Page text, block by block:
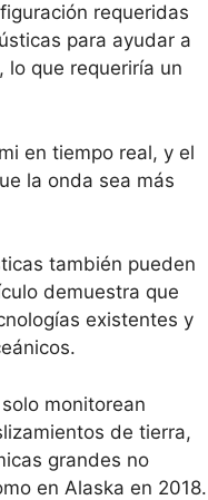
requeridas
para ayudar a
que requeriría un
en tiempo real, y el
la onda sea más
también pueden
demuestra que
existentes y
monitorean
de tierra,
grandes no
en Alaska en 2018.